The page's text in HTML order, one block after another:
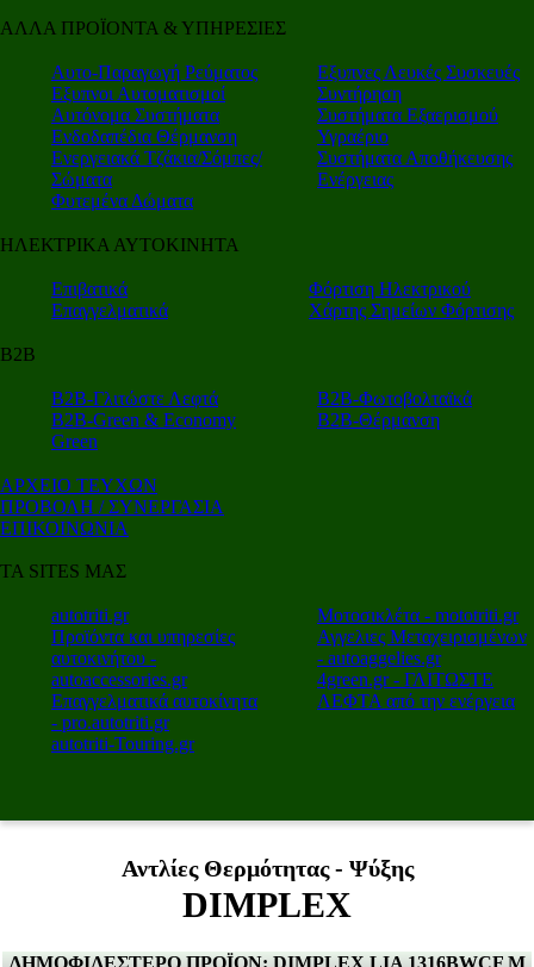
ΑΛΛΑ ΠΡΟΪΟΝΤΑ & ΥΠΗΡΕΣΙΕΣ
Αυτο-Παραγωγή Ρεύματος
Εξυπνοι Αυτοματισμοί
Αυτόνομα Συστήματα
Ενδοδαπέδια Θέρμανση
Ενεργειακά Τζάκια/Σόμπες/
Σώματα
Φυτεμένα Δώματα
Εξυπνες Λευκές Συσκευές
Συντήρηση
Συστήματα Εξαερισμού
Υγραέριο
Συστήματα Αποθήκευσης
Ενέργειας
ΗΛΕΚΤΡΙΚΑ ΑΥΤΟΚΙΝΗΤΑ
Επιβατικά
Επαγγελματικά
Φόρτιση Ηλεκτρικού
Χάρτης Σημείων Φόρτισης
Β2Β
Β2Β-Γλιτώστε Λεφτά
Β2Β-Green & Economy
Green
Β2Β-Φωτοβολταϊκά
Β2Β-Θέρμανση
ΑΡΧΕΙΟ ΤΕΥΧΩΝ
ΠΡΟΒΟΛΗ / ΣΥΝΕΡΓΑΣΙΑ
ΕΠΙΚΟΙΝΩΝΙΑ
ΤΑ SITES ΜΑΣ
autotriti.gr
Προϊόντα και υπηρεσίες
αυτοκινήτου -
autoaccessories.gr
Επαγγελματικά αυτοκίνητα
- pro.autotriti.gr
autotriti-Touring.gr
Μοτοσικλέτα - mototriti.gr
Αγγελιες Μεταχειρισμένων
- autoaggelies.gr
4green.gr - ΓΛΙΤΩΣΤΕ
ΛΕΦΤΑ από την ενέργεια
Αντλίες Θερμότητας - Ψύξης
DIMPLEX